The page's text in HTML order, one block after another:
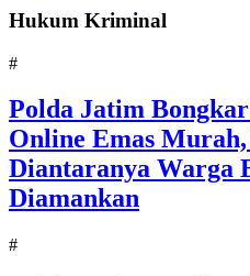
Hukum Kriminal
#
Polda Jatim
Online Emas
Diantaranya Warga
Diamankan
#